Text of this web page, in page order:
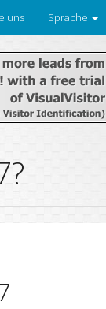
uns Sprache